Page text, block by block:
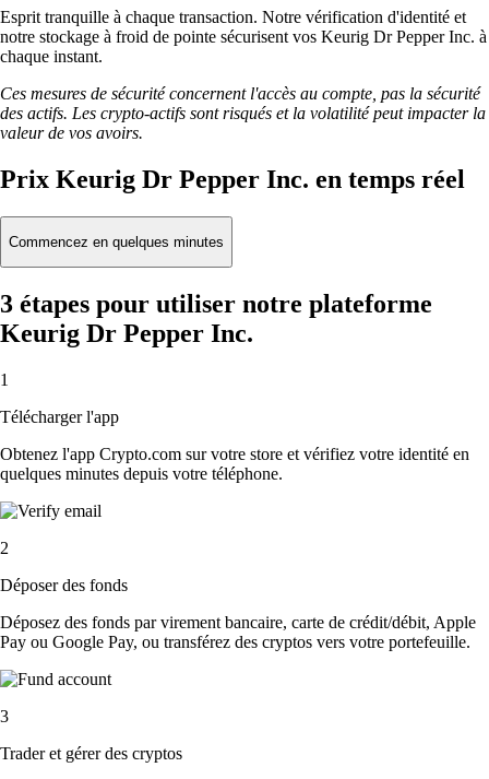
Esprit tranquille à chaque transaction. Notre vérification d'identité et
notre stockage à froid de pointe sécurisent vos Keurig Dr Pepper Inc. à
chaque instant.
Ces mesures de sécurité concernent l'accès au compte, pas la sécurité
des actifs. Les crypto-actifs sont risqués et la volatilité peut impacter la
valeur de vos avoirs.
Prix Keurig Dr Pepper Inc. en temps réel
Commencez en quelques minutes
3 étapes pour utiliser notre plateforme
Keurig Dr Pepper Inc.
1
Télécharger l'app
Obtenez l'app Crypto.com sur votre store et vérifiez votre identité en
quelques minutes depuis votre téléphone.
2
Déposer des fonds
Déposez des fonds par virement bancaire, carte de crédit/débit, Apple
Pay ou Google Pay, ou transférez des cryptos vers votre portefeuille.
3
Trader et gérer des cryptos